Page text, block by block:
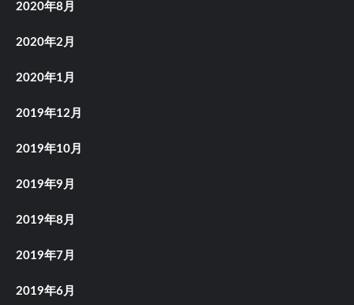
2020年8月
2020年2月
2020年1月
2019年12月
2019年10月
2019年9月
2019年8月
2019年7月
2019年6月